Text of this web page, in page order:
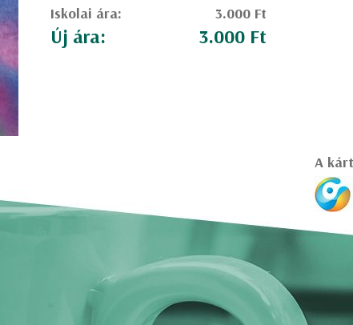
Iskolai ára:
3.000 Ft
Új ára: 3.000 Ft
A